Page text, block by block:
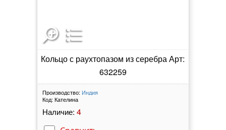
Кольцо с раухтопазом из серебра Арт:
632259
Производство: Индия
Код: Кателина
Наличие: 4